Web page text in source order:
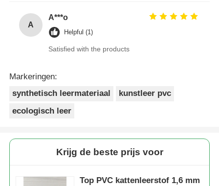
A
A***o
Helpful (1)
Satisfied with the products
Markeringen:
synthetisch leermateriaal
kunstleer pvc
ecologisch leer
Krijg de beste prijs voor
Top PVC kattenleerstof 1,6 mm